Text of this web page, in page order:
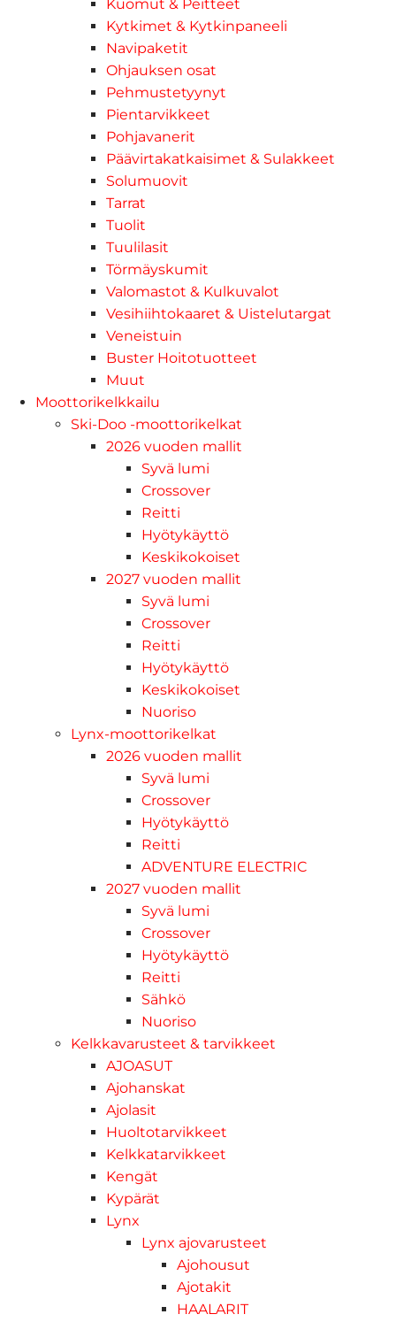
Kuomut & Peitteet
Kytkimet & Kytkinpaneeli
Navipaketit
Ohjauksen osat
Pehmustetyynyt
Pientarvikkeet
Pohjavanerit
Päävirtakatkaisimet & Sulakkeet
Solumuovit
Tarrat
Tuolit
Tuulilasit
Törmäyskumit
Valomastot & Kulkuvalot
Vesihiihtokaaret & Uistelutargat
Veneistuin
Buster Hoitotuotteet
Muut
Moottorikelkkailu
Ski-Doo -moottorikelkat
2026 vuoden mallit
Syvä lumi
Crossover
Reitti
Hyötykäyttö
Keskikokoiset
2027 vuoden mallit
Syvä lumi
Crossover
Reitti
Hyötykäyttö
Keskikokoiset
Nuoriso
Lynx-moottorikelkat
2026 vuoden mallit
Syvä lumi
Crossover
Hyötykäyttö
Reitti
ADVENTURE ELECTRIC
2027 vuoden mallit
Syvä lumi
Crossover
Hyötykäyttö
Reitti
Sähkö
Nuoriso
Kelkkavarusteet & tarvikkeet
AJOASUT
Ajohanskat
Ajolasit
Huoltotarvikkeet
Kelkkatarvikkeet
Kengät
Kypärät
Lynx
Lynx ajovarusteet
Ajohousut
Ajotakit
HAALARIT